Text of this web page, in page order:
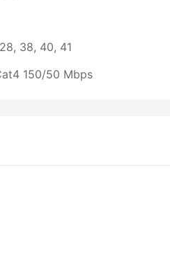
38, 40, 41
150/50 Mbps